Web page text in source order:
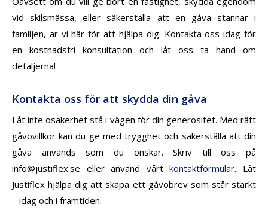
vid skilsmässa, eller säkerställa att en gåva stannar i
familjen, är vi här för att hjälpa dig. Kontakta oss idag för
en kostnadsfri konsultation och låt oss ta hand om
detaljerna!
Kontakta oss för att skydda din gåva
Låt inte osäkerhet stå i vägen för din generositet. Med rätt
gåvovillkor kan du ge med trygghet och säkerställa att din
gåva används som du önskar. Skriv till oss på
info@justiflex.se eller använd vårtkontaktformulär. Låt
Justiflex hjälpa dig att skapa ett gåvobrev som står starkt
– idag och i framtiden.